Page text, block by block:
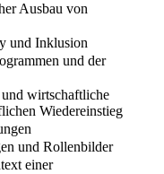
Ausbau von
und Inklusion
und der
wirtschaftliche
Wiedereinstieg
und Rollenbilder
einer